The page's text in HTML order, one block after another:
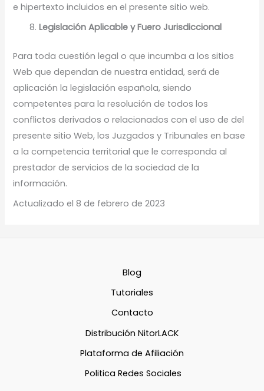
e hipertexto incluidos en el presente sitio web.
Legislación Aplicable y Fuero Jurisdiccional
Para toda cuestión legal o que incumba a los sitios
Web que dependan de nuestra entidad, será de
aplicación la legislación española, siendo
competentes para la resolución de todos los
conflictos derivados o relacionados con el uso de del
presente sitio Web, los Juzgados y Tribunales en base
a la competencia territorial que le corresponda al
prestador de servicios de la sociedad de la
información.
Actualizado el 8 de febrero de 2023
Blog
Tutoriales
Contacto
Distribución NitorLACK
Plataforma de Afiliación
Politica Redes Sociales